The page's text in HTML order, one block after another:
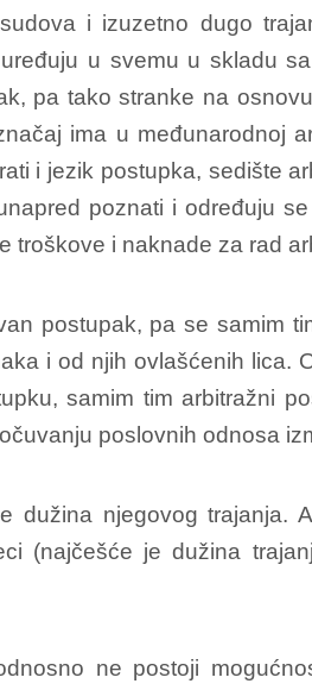
i izuzetno dugo
u svemu u skladu
pa tako stranke na
ima u međunarodnoj
i jezik postupka, sedište
poznati i određuju
troškove i naknade za rad
postupak, pa se samim
i od njih ovlašćenih
samim tim arbitražni
poslovnih odnosa
dužina njegovog
(najčešće je dužina
ne postoji